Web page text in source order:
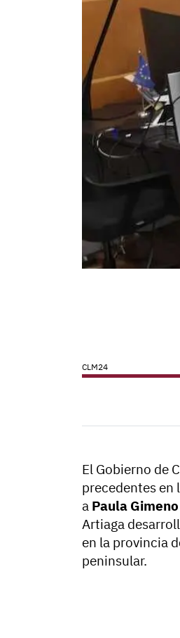
CLM24
El Gobierno de
precedentes en
a Paula
Artiaga
en la provincia
peninsular.